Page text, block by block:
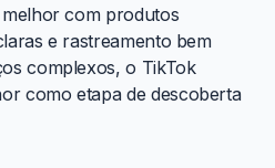
com produtos
e rastreamento bem
complexos, o TikTok
como etapa de descoberta